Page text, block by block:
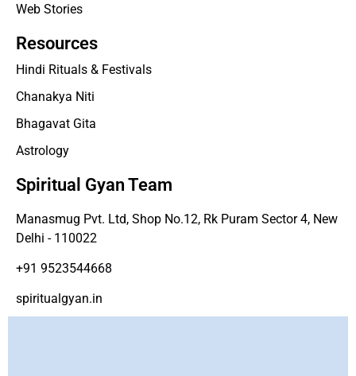
Web Stories
Resources
Hindi Rituals & Festivals
Chanakya Niti
Bhagavat Gita
Astrology
Spiritual Gyan Team
Manasmug Pvt. Ltd, Shop No.12, Rk Puram Sector 4, New
Delhi - 110022
+91 9523544668
spiritualgyan.in